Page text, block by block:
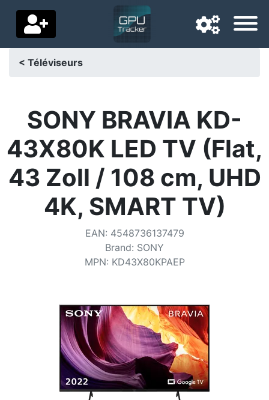
Pays de livraison
Accueil
Baisses de prix
Paramètres
Soutenez-nous
< Téléviseurs
SONY BRAVIA KD-
43X80K LED TV (Flat,
43 Zoll / 108 cm, UHD
4K, SMART TV)
EAN: 4548736137479
Brand: SONY
MPN: KD43X80KPAEP